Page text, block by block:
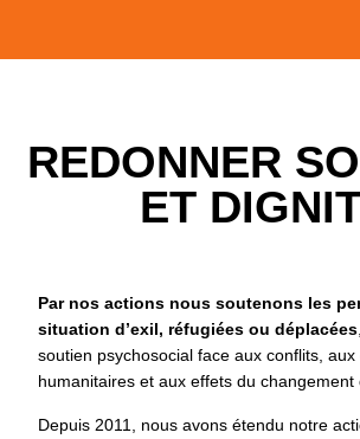
REDONNER
ET
Par nos actions nous soutenons les
situation d’exil, réfugiées ou déplacées
soutien psychosocial face aux conflits, aux
humanitaires et aux effets du changement
Depuis 2011, nous avons étendu notre